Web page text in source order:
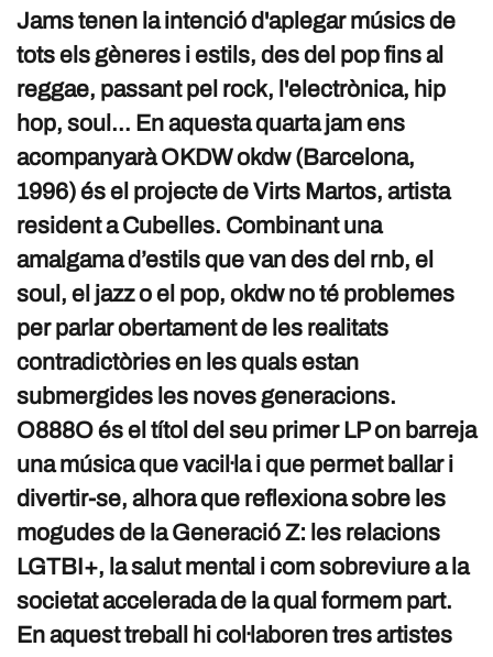
Jams tenen la intenció d'aplegar músics de
tots els gèneres i estils, des del pop fins al
reggae, passant pel rock, l'electrònica, hip
hop, soul… En aquesta quarta jam ens
acompanyarà OKDW okdw (Barcelona,
1996) és el projecte de Virts Martos, artista
resident a Cubelles. Combinant una
amalgama d’estils que van des del rnb, el
soul, el jazz o el pop, okdw no té problemes
per parlar obertament de les realitats
contradictòries en les quals estan
submergides les noves generacions.
O888O és el títol del seu primer LP on barreja
una música que vacil·la i que permet ballar i
divertir-se, alhora que reflexiona sobre les
mogudes de la Generació Z: les relacions
LGTBI+, la salut mental i com sobreviure a la
societat accelerada de la qual formem part.
En aquest treball hi col·laboren tres artistes